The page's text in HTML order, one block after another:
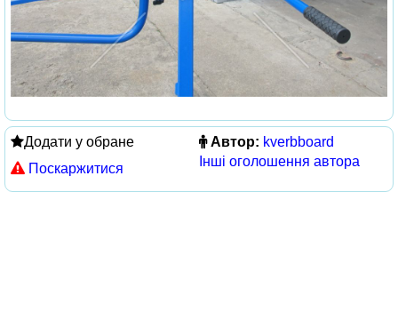
Додати у обране
Поскаржитися
Автор: kverbboard
Інші оголошення автора